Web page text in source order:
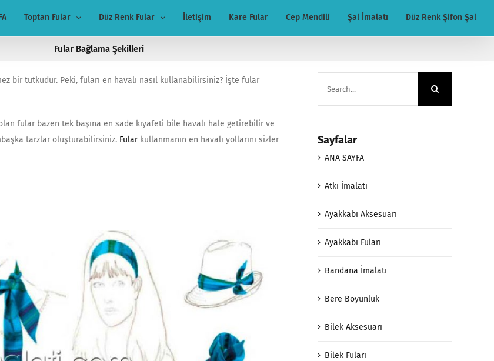
Toptan Fular Düz Renk Fular İletişim Kare Fular Cep Mendili Şal İmalatı Düz Renk Şifon Şal
Fular Bağlama Şekilleri
bir tutkudur. Peki, fuları en havalı nasıl kullanabilirsiniz? İşte fular
fular bazen tek başına en sade kıyafeti bile havalı hale getirebilir ve
tarzlar oluşturabilirsiniz. Fularkullanmanın en havalı yollarını sizler
Sayfalar
ANA SAYFA
Atkı İmalatı
Ayakkabı Aksesuarı
Ayakkabı Fuları
Bandana İmalatı
Bere Boyunluk
Bilek Aksesuarı
Bilek Fuları